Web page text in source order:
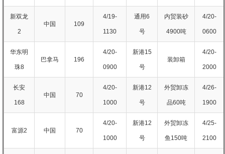
新双龙
2
中国 109
4/19-
1130
通用6
号
内贸装砂
4900吨
4/20-
0600
华东明
珠8
巴拿马 196
4/20-
0900
新港15
号
装卸箱
4/20-
2000
长安
168
中国 70
4/20-
1000
新港12
号
外贸卸冻
品60吨
4/26-
1900
富源2 中国 70
4/20-
1000
新港12
号
外贸卸冻
鱼150吨
4/25-
2100